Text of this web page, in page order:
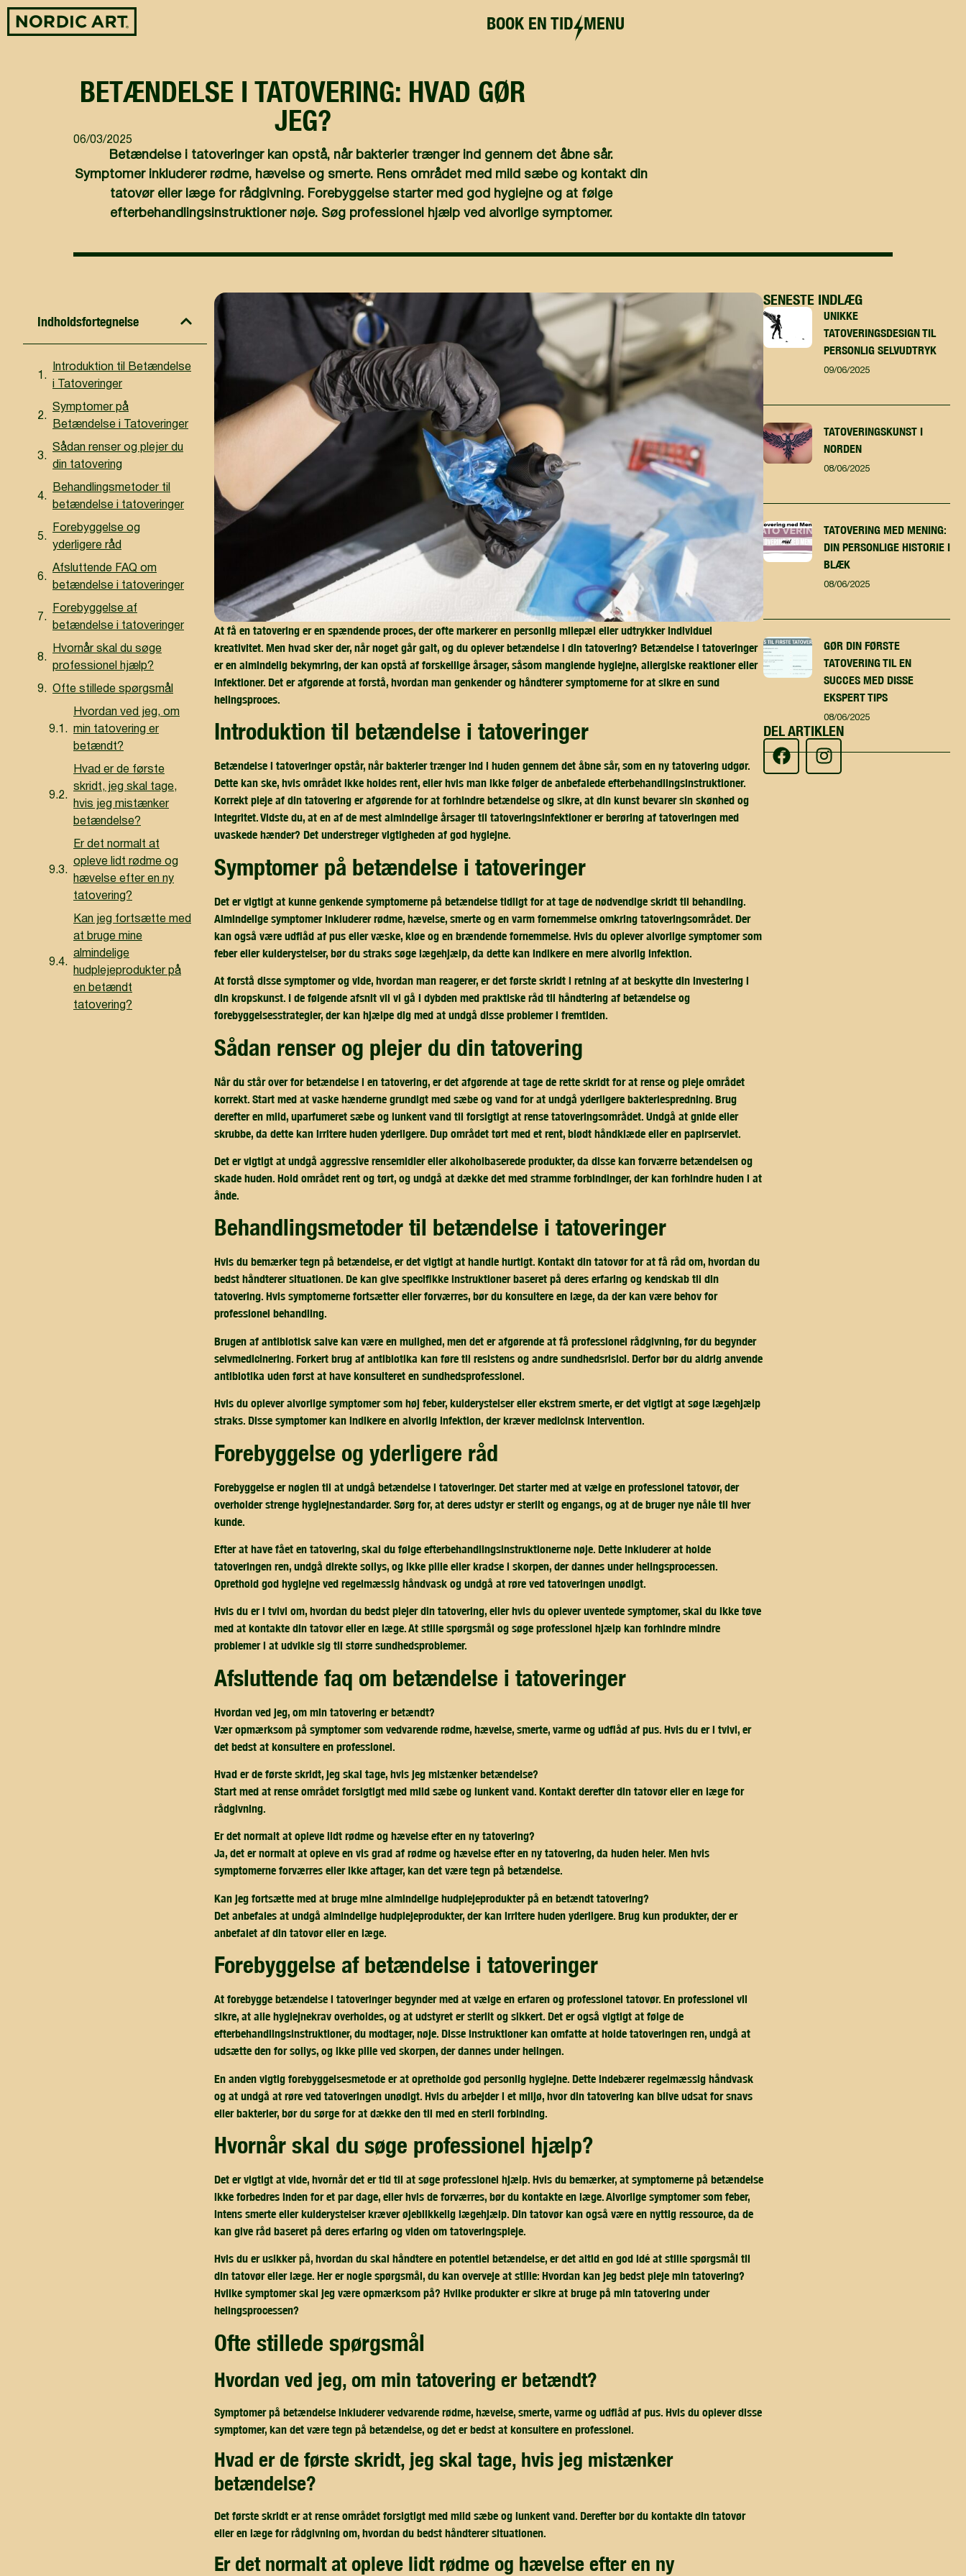
BOOK EN TID MENU
BETÆNDELSE I TATOVERING: HVAD GØR
JEG?
06/03/2025
Betændelse i tatoveringer kan opstå, når bakterier trænger ind gennem det åbne sår.
Symptomer inkluderer rødme, hævelse og smerte. Rens området med mild sæbe og kontakt din
tatovør eller læge for rådgivning. Forebyggelse starter med god hygiejne og at følge
efterbehandlingsinstruktioner nøje. Søg professionel hjælp ved alvorlige symptomer.
Indholdsfortegnelse
Introduktion til Betændelse
i Tatoveringer
Symptomer på
Betændelse i Tatoveringer
Sådan renser og plejer du
din tatovering
Behandlingsmetoder til
betændelse i tatoveringer
Forebyggelse og
yderligere råd
Afsluttende FAQ om
betændelse i tatoveringer
Forebyggelse af
betændelse i tatoveringer
Hvornår skal du søge
professionel hjælp?
Ofte stillede spørgsmål
Hvordan ved jeg, om
min tatovering er
betændt?
Hvad er de første
skridt, jeg skal tage,
hvis jeg mistænker
betændelse?
Er det normalt at
opleve lidt rødme og
hævelse efter en ny
tatovering?
Kan jeg fortsætte med
at bruge mine
almindelige
hudplejeprodukter på
en betændt
tatovering?
At få en tatovering er en spændende proces, der ofte markerer en personlig milepæl eller udtrykker individuel
kreativitet. Men hvad sker der, når noget går galt, og du oplever betændelse i din tatovering? Betændelse i tatoveringer
er en almindelig bekymring, der kan opstå af forskellige årsager, såsom manglende hygiejne, allergiske reaktioner eller
infektioner. Det er afgørende at forstå, hvordan man genkender og håndterer symptomerne for at sikre en sund
helingsproces.
introduktion til betændelse i tatoveringer
Betændelse i tatoveringer opstår, når bakterier trænger ind i huden gennem det åbne sår, som en ny tatovering udgør.
Dette kan ske, hvis området ikke holdes rent, eller hvis man ikke følger de anbefalede efterbehandlingsinstruktioner.
Korrekt pleje af din tatovering er afgørende for at forhindre betændelse og sikre, at din kunst bevarer sin skønhed og
integritet. Vidste du, at en af de mest almindelige årsager til tatoveringsinfektioner er berøring af tatoveringen med
uvaskede hænder? Det understreger vigtigheden af god hygiejne.
symptomer på betændelse i tatoveringer
Det er vigtigt at kunne genkende symptomerne på betændelse tidligt for at tage de nødvendige skridt til behandling.
Almindelige symptomer inkluderer rødme, hævelse, smerte og en varm fornemmelse omkring tatoveringsområdet. Der
kan også være udflåd af pus eller væske, kløe og en brændende fornemmelse. Hvis du oplever alvorlige symptomer som
feber eller kulderystelser, bør du straks søge lægehjælp, da dette kan indikere en mere alvorlig infektion.
At forstå disse symptomer og vide, hvordan man reagerer, er det første skridt i retning af at beskytte din investering i
din kropskunst. I de følgende afsnit vil vi gå i dybden med praktiske råd til håndtering af betændelse og
forebyggelsesstrategier, der kan hjælpe dig med at undgå disse problemer i fremtiden.
sådan renser og plejer du din tatovering
Når du står over for betændelse i en tatovering, er det afgørende at tage de rette skridt for at rense og pleje området
korrekt. Start med at vaske hænderne grundigt med sæbe og vand for at undgå yderligere bakteriespredning. Brug
derefter en mild, uparfumeret sæbe og lunkent vand til forsigtigt at rense tatoveringsområdet. Undgå at gnide eller
skrubbe, da dette kan irritere huden yderligere. Dup området tørt med et rent, blødt håndklæde eller en papirserviet.
Det er vigtigt at undgå aggressive rensemidler eller alkoholbaserede produkter, da disse kan forværre betændelsen og
skade huden. Hold området rent og tørt, og undgå at dække det med stramme forbindinger, der kan forhindre huden i at
ånde.
behandlingsmetoder til betændelse i tatoveringer
Hvis du bemærker tegn på betændelse, er det vigtigt at handle hurtigt. Kontakt din tatovør for at få råd om, hvordan du
bedst håndterer situationen. De kan give specifikke instruktioner baseret på deres erfaring og kendskab til din
tatovering. Hvis symptomerne fortsætter eller forværres, bør du konsultere en læge, da der kan være behov for
professionel behandling.
Brugen af antibiotisk salve kan være en mulighed, men det er afgørende at få professionel rådgivning, før du begynder
selvmedicinering. Forkert brug af antibiotika kan føre til resistens og andre sundhedsrisici. Derfor bør du aldrig anvende
antibiotika uden først at have konsulteret en sundhedsprofessionel.
Hvis du oplever alvorlige symptomer som høj feber, kulderystelser eller ekstrem smerte, er det vigtigt at søge lægehjælp
straks. Disse symptomer kan indikere en alvorlig infektion, der kræver medicinsk intervention.
forebyggelse og yderligere råd
Forebyggelse er nøglen til at undgå betændelse i tatoveringer. Det starter med at vælge en professionel tatovør, der
overholder strenge hygiejnestandarder. Sørg for, at deres udstyr er sterilt og engangs, og at de bruger nye nåle til hver
kunde.
Efter at have fået en tatovering, skal du følge efterbehandlingsinstruktionerne nøje. Dette inkluderer at holde
tatoveringen ren, undgå direkte sollys, og ikke pille eller kradse i skorpen, der dannes under helingsprocessen.
Oprethold god hygiejne ved regelmæssig håndvask og undgå at røre ved tatoveringen unødigt.
Hvis du er i tvivl om, hvordan du bedst plejer din tatovering, eller hvis du oplever uventede symptomer, skal du ikke tøve
med at kontakte din tatovør eller en læge. At stille spørgsmål og søge professionel hjælp kan forhindre mindre
problemer i at udvikle sig til større sundhedsproblemer.
afsluttende faq om betændelse i tatoveringer
Hvordan ved jeg, om min tatovering er betændt?
Vær opmærksom på symptomer som vedvarende rødme, hævelse, smerte, varme og udflåd af pus. Hvis du er i tvivl, er
det bedst at konsultere en professionel.
Hvad er de første skridt, jeg skal tage, hvis jeg mistænker betændelse?
Start med at rense området forsigtigt med mild sæbe og lunkent vand. Kontakt derefter din tatovør eller en læge for
rådgivning.
Er det normalt at opleve lidt rødme og hævelse efter en ny tatovering?
Ja, det er normalt at opleve en vis grad af rødme og hævelse efter en ny tatovering, da huden heler. Men hvis
symptomerne forværres eller ikke aftager, kan det være tegn på betændelse.
Kan jeg fortsætte med at bruge mine almindelige hudplejeprodukter på en betændt tatovering?
Det anbefales at undgå almindelige hudplejeprodukter, der kan irritere huden yderligere. Brug kun produkter, der er
anbefalet af din tatovør eller en læge.
forebyggelse af betændelse i tatoveringer
At forebygge betændelse i tatoveringer begynder med at vælge en erfaren og professionel tatovør. En professionel vil
sikre, at alle hygiejnekrav overholdes, og at udstyret er sterilt og sikkert. Det er også vigtigt at følge de
efterbehandlingsinstruktioner, du modtager, nøje. Disse instruktioner kan omfatte at holde tatoveringen ren, undgå at
udsætte den for sollys, og ikke pille ved skorpen, der dannes under helingen.
En anden vigtig forebyggelsesmetode er at opretholde god personlig hygiejne. Dette indebærer regelmæssig håndvask
og at undgå at røre ved tatoveringen unødigt. Hvis du arbejder i et miljø, hvor din tatovering kan blive udsat for snavs
eller bakterier, bør du sørge for at dække den til med en steril forbinding.
hvornår skal du søge professionel hjælp?
Det er vigtigt at vide, hvornår det er tid til at søge professionel hjælp. Hvis du bemærker, at symptomerne på betændelse
ikke forbedres inden for et par dage, eller hvis de forværres, bør du kontakte en læge. Alvorlige symptomer som feber,
intens smerte eller kulderystelser kræver øjeblikkelig lægehjælp. Din tatovør kan også være en nyttig ressource, da de
kan give råd baseret på deres erfaring og viden om tatoveringspleje.
Hvis du er usikker på, hvordan du skal håndtere en potentiel betændelse, er det altid en god idé at stille spørgsmål til
din tatovør eller læge. Her er nogle spørgsmål, du kan overveje at stille: Hvordan kan jeg bedst pleje min tatovering?
Hvilke symptomer skal jeg være opmærksom på? Hvilke produkter er sikre at bruge på min tatovering under
helingsprocessen?
ofte stillede spørgsmål
hvordan ved jeg, om min tatovering er betændt?
Symptomer på betændelse inkluderer vedvarende rødme, hævelse, smerte, varme og udflåd af pus. Hvis du oplever disse
symptomer, kan det være tegn på betændelse, og det er bedst at konsultere en professionel.
hvad er de første skridt, jeg skal tage, hvis jeg mistænker
betændelse?
Det første skridt er at rense området forsigtigt med mild sæbe og lunkent vand. Derefter bør du kontakte din tatovør
eller en læge for rådgivning om, hvordan du bedst håndterer situationen.
er det normalt at opleve lidt rødme og hævelse efter en ny
SENESTE INDLÆG
UNIKKE
TATOVERINGSDESIGN TIL
PERSONLIG SELVUDTRYK
09/06/2025
TATOVERINGSKUNST I
NORDEN
08/06/2025
TATOVERING MED MENING:
DIN PERSONLIGE HISTORIE I
BLÆK
08/06/2025
GØR DIN FØRSTE
TATOVERING TIL EN
SUCCES MED DISSE
EKSPERT TIPS
08/06/2025
DEL ARTIKLEN